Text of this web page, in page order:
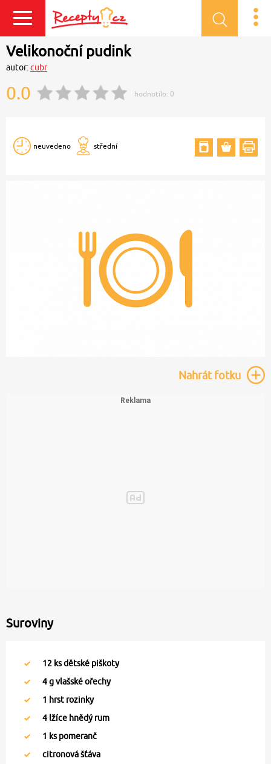
Přihlásit se
Velikonoční pudink
autor:cubr
0.0 hodnotilo: 0
neuvedeno střední
Nahrátfotku
Suroviny
12 ks dětské piškoty
4g vlašské ořechy
1 hrst rozinky
4 lžíce hnědý rum
1 ks pomeranč
citronová šťáva